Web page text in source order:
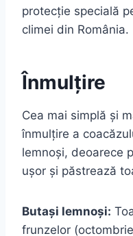
protecție specială
climei din România.
Înmulțire
Cea mai simplă și
înmulțire a
lemnoși, deoarece
ușor și păstrează
Butași lemnoși:
frunzelor